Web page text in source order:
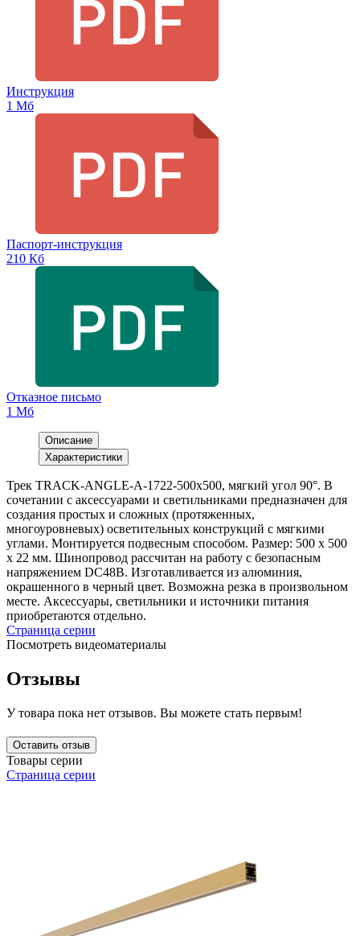
Инструкция
1 Мб
Паспорт-инструкция
210 Кб
Отказное письмо
1 Мб
Описание
Характеристики
Трек TRACK-ANGLE-A-1722-500х500, мягкий угол 90°. В
сочетании с аксессуарами и светильниками предназначен для
создания простых и сложных (протяженных,
многоуровневых) осветительных конструкций с мягкими
углами. Монтируется подвесным способом. Размер: 500 x 500
x 22 мм. Шинопровод рассчитан на работу с безопасным
напряжением DC48В. Изготавливается из алюминия,
окрашенного в черный цвет. Возможна резка в произвольном
месте. Аксессуары, светильники и источники питания
приобретаются отдельно.
Страница серии
Посмотреть видеоматериалы
Отзывы
У товара пока нет отзывов. Вы можете стать первым!
Оставить отзыв
Товары серии
Страница серии